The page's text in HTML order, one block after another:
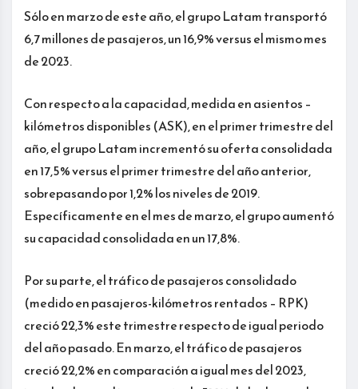
Sólo en marzo de este año, el grupo Latam transportó
6,7 millones de pasajeros, un 16,9% versus el mismo mes
de 2023.
Con respecto a la capacidad, medida en asientos –
kilómetros disponibles (ASK), en el primer trimestre del
año, el grupo Latam incrementó su oferta consolidada
en 17,5% versus el primer trimestre del año anterior,
sobrepasando por 1,2% los niveles de 2019.
Específicamente en el mes de marzo, el grupo aumentó
su capacidad consolidada en un 17,8%.
Por su parte, el tráfico de pasajeros consolidado
(medido en pasajeros-kilómetros rentados – RPK)
creció 22,3% este trimestre respecto de igual periodo
del año pasado. En marzo, el tráfico de pasajeros
creció 22,2% en comparación a igual mes del 2023,